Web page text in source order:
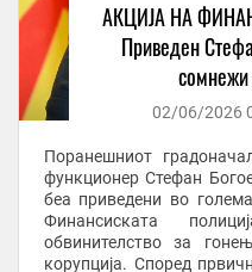
АКЦИЈА НА
Приведен
сомнежи
02/06/2026
Поранешниот
функционер Стефан
беа приведени во
Финансиската
обвинителство за
корупција. Според